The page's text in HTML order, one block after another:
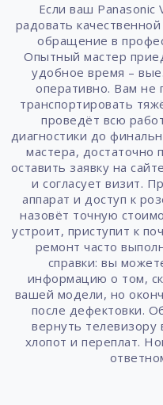
Если ваш Panasonic
радовать
обращение в
Опытный мастер
удобное время –
оперативно. Вам не
транспортировать
проведёт всю
диагностики до
мастера, достаточно
оставить заявку на
и согласует визит.
аппарат и доступ к
назовёт точную
устроит, приступит к
ремонт часто
справки: вы
информацию о том,
вашей модели, но
после дефектовки.
вернуть
хлопот и переплат.